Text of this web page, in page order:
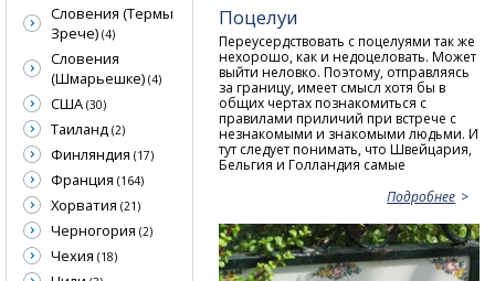
Поцелуи
Переусердствовать с поцелуями так же
нехорошо, как и недоцеловать. Может
выйти неловко. Поэтому, отправляясь
за границу, имеет смысл хотя бы в
общих чертах познакомиться с
правилами приличий при встрече с
незнакомыми и знакомыми людьми. И
тут следует понимать, что Швейцария,
Бельгия и Голландия самые
Подробнее
Словения (Термы
Зрече) (4)
Словения
(Шмарьешке) (4)
США (30)
Таиланд (2)
Финляндия (17)
Франция (164)
Хорватия (21)
Черногория (2)
Чехия (18)